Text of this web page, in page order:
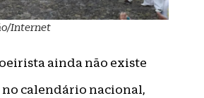
Internet
ainda não existe
calendário nacional,